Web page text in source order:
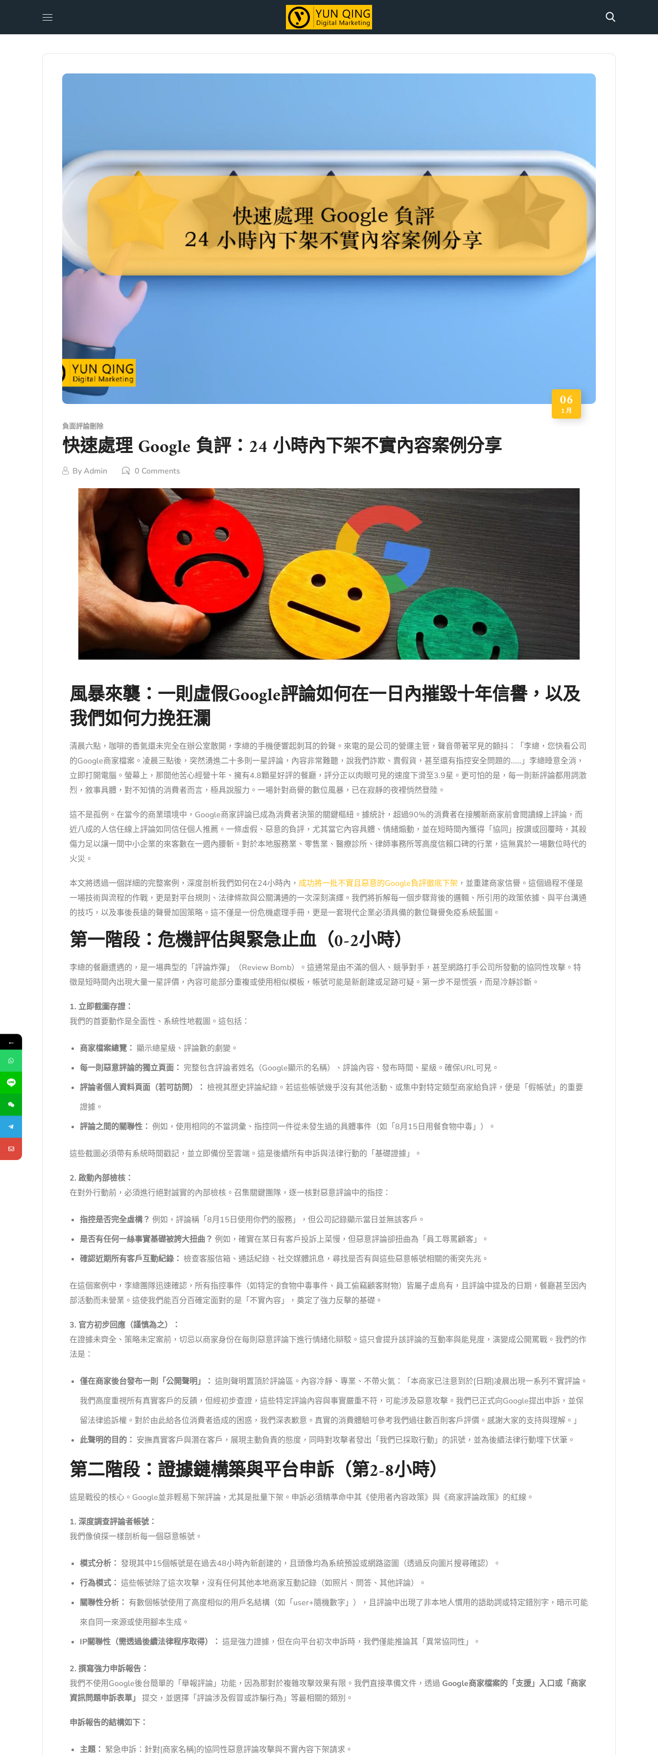
06
1 月
負面評論刪除
快速處理 Google 負評：24 小時內下架不實內容案例分享
ByAdmin 0 Comments
風暴來襲：一則虛假Google評論如何在一日內摧毀十年信譽，以及
我們如何力挽狂瀾
清晨六點，咖啡的香氣還未完全在辦公室散開，李總的手機便響起刺耳的鈴聲。來電的是公司的營運主管，聲音帶著罕見的顫抖：「李總，您快看公司
的Google商家檔案。凌晨三點後，突然湧進二十多則一星評論，內容非常難聽，說我們詐欺、賣假貨，甚至還有指控安全問題的……」李總睡意全消，
立即打開電腦。螢幕上，那間他苦心經營十年、擁有4.8顆星好評的餐廳，評分正以肉眼可見的速度下滑至3.9星。更可怕的是，每一則新評論都用詞激
烈，敘事具體，對不知情的消費者而言，極具說服力。一場針對商譽的數位風暴，已在寂靜的夜裡悄然登陸。
這不是孤例。在當今的商業環境中，Google商家評論已成為消費者決策的關鍵樞紐。據統計，超過90%的消費者在接觸新商家前會閱讀線上評論，而
近八成的人信任線上評論如同信任個人推薦。一條虛假、惡意的負評，尤其當它內容具體、情緒煽動，並在短時間內獲得「協同」按讚或回覆時，其殺
傷力足以讓一間中小企業的來客數在一週內腰斬。對於本地服務業、零售業、醫療診所、律師事務所等高度信賴口碑的行業，這無異於一場數位時代的
火災。
本文將透過一個詳細的完整案例，深度剖析我們如何在24小時內， 成功將一批不實且惡意的Google負評徹底下架 ，並重建商家信譽。這個過程不僅是
一場技術與流程的作戰，更是對平台規則、法律條款與公關溝通的一次深刻演繹。我們將拆解每一個步驟背後的邏輯、所引用的政策依據、與平台溝通
的技巧，以及事後長遠的聲譽加固策略。這不僅是一份危機處理手冊，更是一套現代企業必須具備的數位聲譽免疫系統藍圖。
第一階段：危機評估與緊急止血（0-2小時）
李總的餐廳遭遇的，是一場典型的「評論炸彈」（Review Bomb）。這通常是由不滿的個人、競爭對手，甚至網路打手公司所發動的協同性攻擊。特
徵是短時間內出現大量一星評價，內容可能部分重複或使用相似模板，帳號可能是新創建或足跡可疑。第一步不是慌張，而是冷靜診斷。
1. 立即截圖存證：
我們的首要動作是全面性、系統性地截圖。這包括：
商家檔案總覽： 顯示總星級、評論數的劇變。
每一則惡意評論的獨立頁面： 完整包含評論者姓名（Google顯示的名稱）、評論內容、發布時間、星級。確保URL可見。
評論者個人資料頁面（若可訪問）： 檢視其歷史評論紀錄。若這些帳號幾乎沒有其他活動、或集中對特定類型商家給負評，便是「假帳號」的重要
證據。
評論之間的關聯性： 例如，使用相同的不當詞彙、指控同一件從未發生過的具體事件（如「8月15日用餐食物中毒」）。
這些截圖必須帶有系統時間戳記，並立即備份至雲端。這是後續所有申訴與法律行動的「基礎證據」。
2. 啟動內部檢核：
在對外行動前，必須進行絕對誠實的內部檢核。召集關鍵團隊，逐一核對惡意評論中的指控：
指控是否完全虛構？ 例如，評論稱「8月15日使用你們的服務」，但公司記錄顯示當日並無該客戶。
是否有任何一絲事實基礎被誇大扭曲？ 例如，確實在某日有客戶投訴上菜慢，但惡意評論卻扭曲為「員工辱罵顧客」。
確認近期所有客戶互動紀錄： 檢查客服信箱、通話紀錄、社交媒體訊息，尋找是否有與這些惡意帳號相關的衝突先兆。
在這個案例中，李總團隊迅速確認，所有指控事件（如特定的食物中毒事件、員工偷竊顧客財物）皆屬子虛烏有，且評論中提及的日期，餐廳甚至因內
部活動而未營業。這使我們能百分百確定面對的是「不實內容」，奠定了強力反擊的基礎。
3. 官方初步回應（謹慎為之）：
在證據未齊全、策略未定案前，切忌以商家身份在每則惡意評論下進行情緒化辯駁。這只會提升該評論的互動率與能見度，演變成公開罵戰。我們的作
法是：
僅在商家後台發布一則「公開聲明」： 這則聲明置頂於評論區。內容冷靜、專業、不帶火氣：「本商家已注意到於[日期]凌晨出現一系列不實評論。
我們高度重視所有真實客戶的反饋，但經初步查證，這些特定評論內容與事實嚴重不符，可能涉及惡意攻擊。我們已正式向Google提出申訴，並保
留法律追訴權。對於由此給各位消費者造成的困惑，我們深表歉意。真實的消費體驗可參考我們過往數百則客戶評價。感謝大家的支持與理解。」
此聲明的目的： 安撫真實客戶與潛在客戶，展現主動負責的態度，同時對攻擊者發出「我們已採取行動」的訊號，並為後續法律行動埋下伏筆。
第二階段：證據鏈構築與平台申訴（第2-8小時）
這是戰役的核心。Google並非輕易下架評論，尤其是批量下架。申訴必須精準命中其《使用者內容政策》與《商家評論政策》的紅線。
1. 深度調查評論者帳號：
我們像偵探一樣剖析每一個惡意帳號。
模式分析： 發現其中15個帳號是在過去48小時內新創建的，且頭像均為系統預設或網路盜圖（透過反向圖片搜尋確認）。
行為模式： 這些帳號除了這次攻擊，沒有任何其他本地商家互動記錄（如照片、問答、其他評論）。
關聯性分析： 有數個帳號使用了高度相似的用戶名結構（如「user+隨機數字」），且評論中出現了非本地人慣用的語助詞或特定錯別字，暗示可能
來自同一來源或使用腳本生成。
IP關聯性（需透過後續法律程序取得）： 這是強力證據，但在向平台初次申訴時，我們僅能推論其「異常協同性」。
2. 撰寫強力申訴報告：
我們不使用Google後台簡單的「舉報評論」功能，因為那對於複雜攻擊效果有限。我們直接準備文件，透過 Google商家檔案的「支援」入口或「商家
資訊問題申訴表單」 提交，並選擇「評論涉及假冒或詐騙行為」等最相關的類別。
申訴報告的結構如下：
主題： 緊急申訴：針對[商家名稱]的協同性惡意評論攻擊與不實內容下架請求。
←